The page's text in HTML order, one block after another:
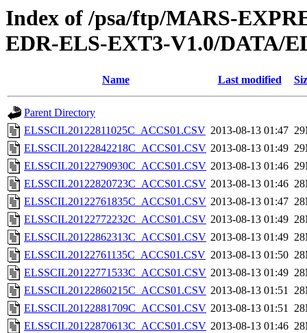
Index of /psa/ftp/MARS-
EDR-ELS-EXT3-V1.0/DATA/
Name Last modified
Parent Directory
ELSSCIL20122811025C_ACCS01.CSV 2013-08-13 01:47
ELSSCIL20122842218C_ACCS01.CSV 2013-08-13 01:49
ELSSCIL20122790930C_ACCS01.CSV 2013-08-13 01:46
ELSSCIL20122820723C_ACCS01.CSV 2013-08-13 01:46
ELSSCIL20122761835C_ACCS01.CSV 2013-08-13 01:47
ELSSCIL20122772232C_ACCS01.CSV 2013-08-13 01:49
ELSSCIL20122862313C_ACCS01.CSV 2013-08-13 01:49
ELSSCIL20122761135C_ACCS01.CSV 2013-08-13 01:50
ELSSCIL20122771533C_ACCS01.CSV 2013-08-13 01:49
ELSSCIL20122860215C_ACCS01.CSV 2013-08-13 01:51
ELSSCIL20122881709C_ACCS01.CSV 2013-08-13 01:51
ELSSCIL20122870613C_ACCS01.CSV 2013-08-13 01:46